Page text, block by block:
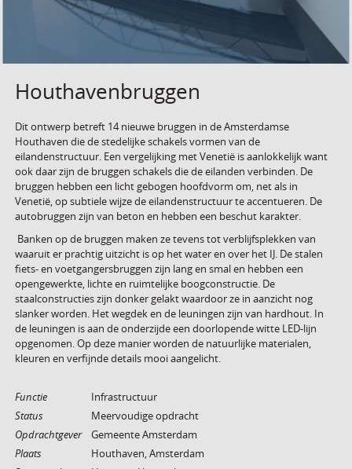
Houthavenbruggen
Dit ontwerp betreft 14 nieuwe bruggen in de Amsterdamse
Houthaven die de stedelijke schakels vormen van de
eilandenstructuur. Een vergelijking met Venetië is aanlokkelijk want
ook daar zijn de bruggen schakels die de eilanden verbinden. De
bruggen hebben een licht gebogen hoofdvorm om, net als in
Venetië, op subtiele wijze de eilandenstructuur te accentueren. De
autobruggen zijn van beton en hebben een beschut karakter.
Banken op de bruggen maken ze tevens tot verblijfsplekken van
waaruit er prachtig uitzicht is op het water en over het IJ. De stalen
fiets- en voetgangersbruggen zijn lang en smal en hebben een
opengewerkte, lichte en ruimtelijke boogconstructie. De
staalconstructies zijn donker gelakt waardoor ze in aanzicht nog
slanker worden. Het wegdek en de leuningen zijn van hardhout. In
de leuningen is aan de onderzijde een doorlopende witte LED-lijn
opgenomen. Op deze manier worden de natuurlijke materialen,
kleuren en verfijnde details mooi aangelicht.
Functie
Infrastructuur
Status
Meervoudige opdracht
Opdrachtgever
Gemeente Amsterdam
Plaats
Houthaven, Amsterdam